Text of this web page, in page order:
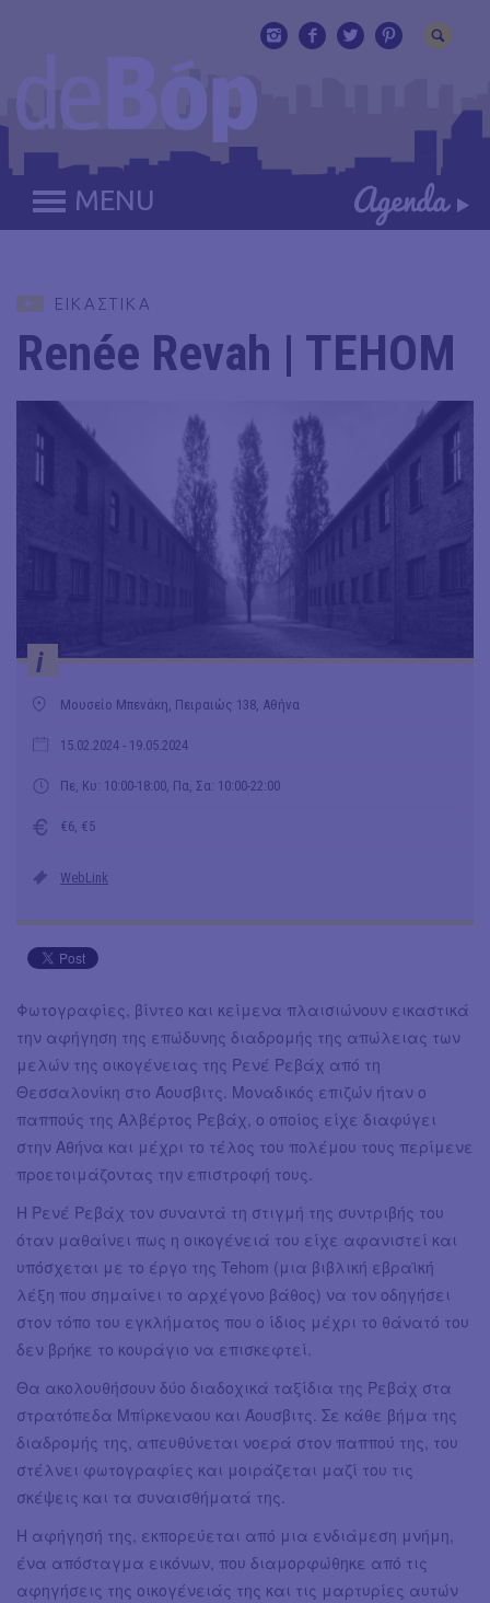
MENU
ΕΙΚΑΣΤΙΚΑ
Renée Revah | TEHOM
i
Μουσείο Μπενάκη, Πειραιώς 138, Αθήνα
15.02.2024 - 19.05.2024
Πε, Κυ: 10:00-18:00, Πα, Σα: 10:00-22:00
€6, €5
WebLink
Φωτογραφίες, βίντεο και κείμενα πλαισιώνουν εικαστικά
την αφήγηση της επώδυνης διαδρομής της απώλειας των
μελών της οικογένειας της Ρενέ Ρεβάχ από τη
Θεσσαλονίκη στο Άουσβιτς. Μοναδικός επιζών ήταν ο
παππούς της Αλβέρτος Ρεβάχ, ο οποίος είχε διαφύγει
στην Αθήνα και μέχρι το τέλος του πολέμου τους περίμενε
προετοιμάζοντας την επιστροφή τους.
Η Ρενέ Ρεβάχ τον συναντά τη στιγμή της συντριβής του
όταν μαθαίνει πως η οικογένειά του είχε αφανιστεί και
υπόσχεται με το έργο της Tehom (μια βιβλική εβραϊκή
λέξη που σημαίνει το αρχέγονο βάθος) να τον οδηγήσει
στον τόπο του εγκλήματος που ο ίδιος μέχρι το θάνατό του
δεν βρήκε το κουράγιο να επισκεφτεί.
Θα ακολουθήσουν δύο διαδοχικά ταξίδια της Ρεβάχ στα
στρατόπεδα Μπίρκεναου και Άουσβιτς. Σε κάθε βήμα της
διαδρομής της, απευθύνεται νοερά στον παππού της, του
στέλνει φωτογραφίες και μοιράζεται μαζί του τις
σκέψεις και τα συναισθήματά της.
Η αφήγησή της, εκπορεύεται από μια ενδιάμεση μνήμη,
ένα απόσταγμα εικόνων, που διαμορφώθηκε από τις
αφηγήσεις της οικογένειάς της και τις μαρτυρίες αυτών